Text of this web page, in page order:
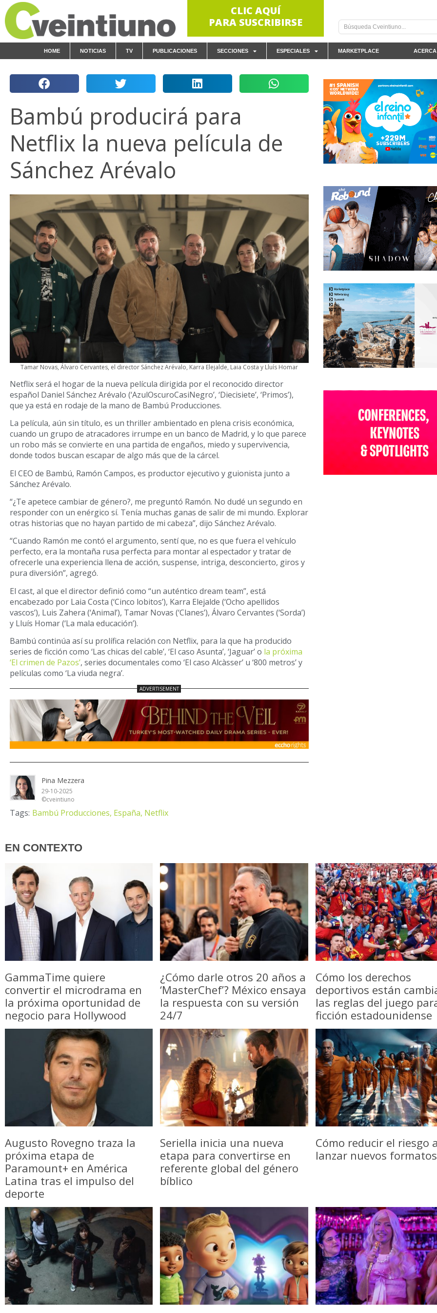
CLIC AQUÍ
PARA SUSCRIBIRSE
HOME NOTICIAS TV PUBLICACIONES SECCIONES ESPECIALES MARKETPLACE
Bambú producirá para
Netflix la nueva película de
Sánchez Arévalo
Tamar Novas, Álvaro Cervantes, el director Sánchez Arévalo, Karra Elejalde, Laia Costa y Lluís Homar
Netflix será el hogar de la nueva película dirigida por el reconocido director
español Daniel Sánchez Arévalo (‘AzulOscuroCasiNegro’, ‘Diecisiete’, ‘Primos’),
que ya está en rodaje de la mano de Bambú Producciones.
La película, aún sin título, es un thriller ambientado en plena crisis económica,
cuando un grupo de atracadores irrumpe en un banco de Madrid, y lo que parece
un robo más se convierte en una partida de engaños, miedo y supervivencia,
donde todos buscan escapar de algo más que de la cárcel.
El CEO de Bambú, Ramón Campos, es productor ejecutivo y guionista junto a
Sánchez Arévalo.
“¿Te apetece cambiar de género?, me preguntó Ramón. No dudé un segundo en
responder con un enérgico sí. Tenía muchas ganas de salir de mi mundo. Explorar
otras historias que no hayan partido de mi cabeza”, dijo Sánchez Arévalo.
“Cuando Ramón me contó el argumento, sentí que, no es que fuera el vehículo
perfecto, era la montaña rusa perfecta para montar al espectador y tratar de
ofrecerle una experiencia llena de acción, suspense, intriga, desconcierto, giros y
pura diversión”, agregó.
El cast, al que el director definió como “un auténtico dream team”, está
encabezado por Laia Costa (‘Cinco lobitos’), Karra Elejalde (‘Ocho apellidos
vascos’), Luis Zahera (‘Animal’), Tamar Novas (‘Clanes’), Álvaro Cervantes (‘Sorda’)
y Lluís Homar (‘La mala educación’).
Bambú continúa así su prolífica relación con Netflix, para la que ha producido
series de ficción como ‘Las chicas del cable’, ‘El caso Asunta’, ‘Jaguar’ o la próxima
‘El crimen de Pazos’, series documentales como ‘El caso Alcàsser’ u ‘800 metros’ y
películas como ‘La viuda negra’.
Pina Mezzera
29-10-2025
©cveintiuno
Tags: Bambú Producciones, España, Netflix
EN CONTEXTO
GammaTime quiere
convertir el microdrama en
la próxima oportunidad de
negocio para Hollywood
¿Cómo darle otros 20 años a
‘MasterChef’? México ensaya
la respuesta con su versión
24/7
Cómo los derechos
deportivos están
las reglas del juego
ficción estadounidense
Augusto Rovegno traza la
próxima etapa de
Paramount+ en América
Latina tras el impulso del
deporte
Seriella inicia una nueva
etapa para convertirse en
referente global del género
bíblico
Cómo reducir el riesgo
lanzar nuevos formatos